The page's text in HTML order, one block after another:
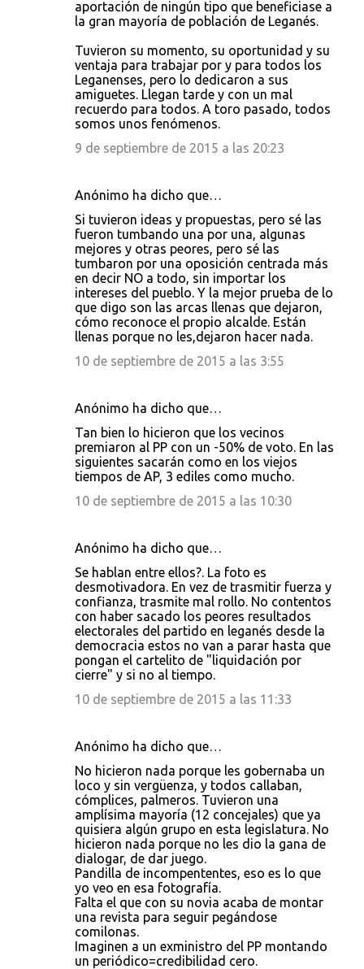
aportación de ningún tipo que beneficiase a
la gran mayoría de población de Leganés.
Tuvieron su momento, su oportunidad y su
ventaja para trabajar por y para todos los
Leganenses, pero lo dedicaron a sus
amiguetes. Llegan tarde y con un mal
recuerdo para todos. A toro pasado, todos
somos unos fenómenos.
9 de septiembre de 2015 a las 20:23
Anónimo ha dicho que…
Si tuvieron ideas y propuestas, pero sé las
fueron tumbando una por una, algunas
mejores y otras peores, pero sé las
tumbaron por una oposición centrada más
en decir NO a todo, sin importar los
intereses del pueblo. Y la mejor prueba de lo
que digo son las arcas llenas que dejaron,
cómo reconoce el propio alcalde. Están
llenas porque no les,dejaron hacer nada.
10 de septiembre de 2015 a las 3:55
Anónimo ha dicho que…
Tan bien lo hicieron que los vecinos
premiaron al PP con un -50% de voto. En las
siguientes sacarán como en los viejos
tiempos de AP, 3 ediles como mucho.
10 de septiembre de 2015 a las 10:30
Anónimo ha dicho que…
Se hablan entre ellos?. La foto es
desmotivadora. En vez de trasmitir fuerza y
confianza, trasmite mal rollo. No contentos
con haber sacado los peores resultados
electorales del partido en leganés desde la
democracia estos no van a parar hasta que
pongan el cartelito de "liquidación por
cierre" y si no al tiempo.
10 de septiembre de 2015 a las 11:33
Anónimo ha dicho que…
No hicieron nada porque les gobernaba un
loco y sin vergüenza, y todos callaban,
cómplices, palmeros. Tuvieron una
amplísima mayoría (12 concejales) que ya
quisiera algún grupo en esta legislatura. No
hicieron nada porque no les dio la gana de
dialogar, de dar juego.
Pandilla de incompententes, eso es lo que
yo veo en esa fotografía.
Falta el que con su novia acaba de montar
una revista para seguir pegándose
comilonas.
Imaginen a un exministro del PP montando
un periódico=credibilidad cero.